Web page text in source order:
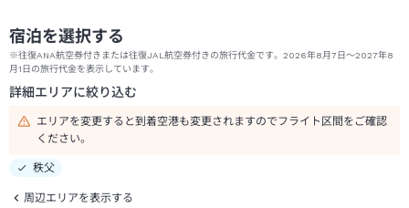
宿泊を選択する
※往復ANA航空券付きまたは往復JAL航空券付きの旅行代金です。2026年8月7日～2027年8
月1日の旅行代金を表示しています。
詳細エリアに絞り込む
エリアを変更すると到着空港も変更されますのでフライト区間をご確認
ください。
秩父
周辺エリアを表示する